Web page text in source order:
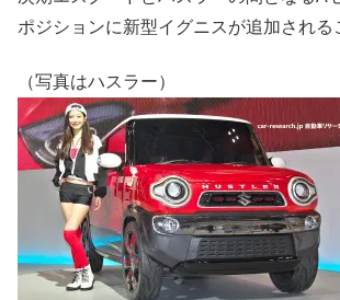
ポジションに新型イグニスが追加される
（写真はハスラー）